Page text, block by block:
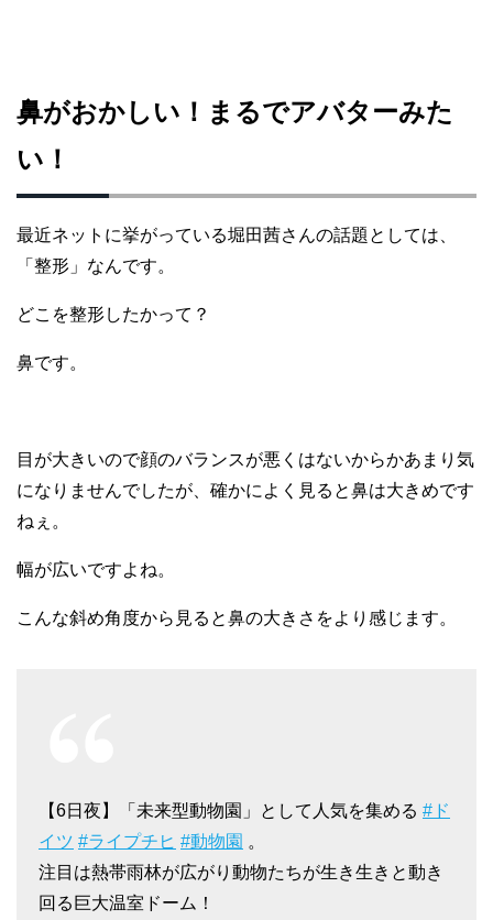
鼻がおかしい！まるでアバターみた
い！
最近ネットに挙がっている堀田茜さんの話題としては、
「整形」なんです。
どこを整形したかって？
鼻です。
目が大きいので顔のバランスが悪くはないからかあまり気
になりませんでしたが、確かによく見ると鼻は大きめです
ねぇ。
幅が広いですよね。
こんな斜め角度から見ると鼻の大きさをより感じます。
【6日夜】「未来型動物園」として人気を集める #ド
イツ #ライプチヒ #動物園 。
注目は熱帯雨林が広がり動物たちが生き生きと動き
回る巨大温室ドーム！